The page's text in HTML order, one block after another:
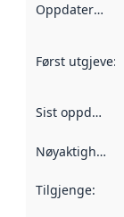
Oppdateringsfrekvens
Først utgjeve:
Sist oppdatert
Nøyaktigheit
Tilgjenge: